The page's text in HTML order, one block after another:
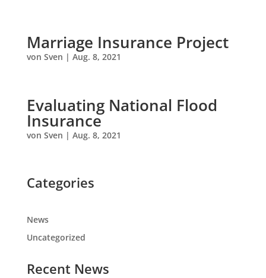
Marriage Insurance Project
von Sven | Aug. 8, 2021
Evaluating National Flood
Insurance
von Sven | Aug. 8, 2021
Categories
News
Uncategorized
Recent News